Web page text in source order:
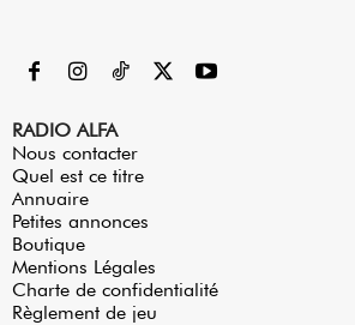
RADIO ALFA
Nous contacter
Quel est ce titre
Annuaire
Petites annonces
Boutique
Mentions Légales
Charte de confidentialité
Règlement de jeu